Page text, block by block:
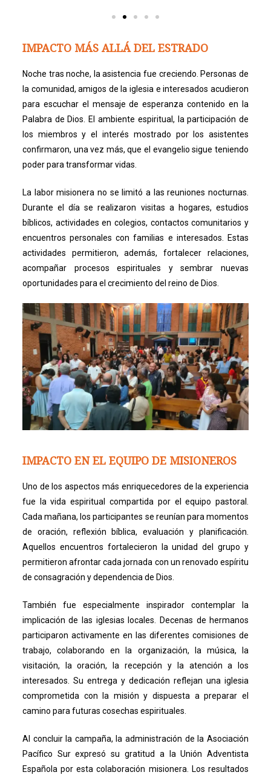
IMPACTO MÁS ALLÁ DEL ESTRADO
Noche tras noche, la asistencia fue creciendo. Personas de
la comunidad, amigos de la iglesia e interesados acudieron
para escuchar el mensaje de esperanza contenido en la
Palabra de Dios. El ambiente espiritual, la participación de
los miembros y el interés mostrado por los asistentes
confirmaron, una vez más, que el evangelio sigue teniendo
poder para transformar vidas.
La labor misionera no se limitó a las reuniones nocturnas.
Durante el día se realizaron visitas a hogares, estudios
bíblicos, actividades en colegios, contactos comunitarios y
encuentros personales con familias e interesados. Estas
actividades permitieron, además, fortalecer relaciones,
acompañar procesos espirituales y sembrar nuevas
oportunidades para el crecimiento del reino de Dios.
IMPACTO EN EL EQUIPO DE MISIONEROS
Uno de los aspectos más enriquecedores de la experiencia
fue la vida espiritual compartida por el equipo pastoral.
Cada mañana, los participantes se reunían para momentos
de oración, reflexión bíblica, evaluación y planificación.
Aquellos encuentros fortalecieron la unidad del grupo y
permitieron afrontar cada jornada con un renovado espíritu
de consagración y dependencia de Dios.
También fue especialmente inspirador contemplar la
implicación de las iglesias locales. Decenas de hermanos
participaron activamente en las diferentes comisiones de
trabajo, colaborando en la organización, la música, la
visitación, la oración, la recepción y la atención a los
interesados. Su entrega y dedicación reflejan una iglesia
comprometida con la misión y dispuesta a preparar el
camino para futuras cosechas espirituales.
Al concluir la campaña, la administración de la Asociación
Pacífico Sur expresó su gratitud a la Unión Adventista
Española por esta colaboración misionera. Los resultados